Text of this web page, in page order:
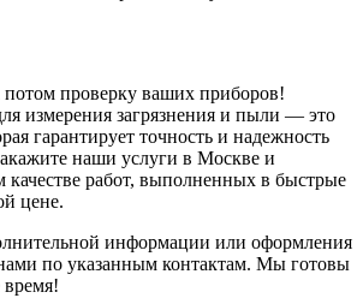
проверку ваших приборов!
измерения загрязнения и пыли — это
гарантирует точность и надежность
наши услуги в Москве и
качестве работ, выполненных в быстрые
цене.
информации или оформления
нами по указанным контактам. Мы готовы